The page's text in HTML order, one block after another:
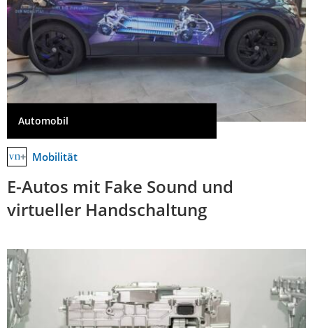
Automobil
Mobilität
E-Autos mit Fake Sound und
virtueller Handschaltung